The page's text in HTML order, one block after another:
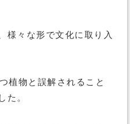
様々な形で文化に取り入
植物と誤解されること
た。